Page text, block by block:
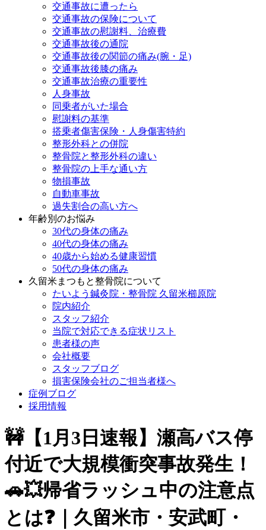
交通事故に遭ったら
交通事故の保険について
交通事故の慰謝料、治療費
交通事故後の通院
交通事故後の関節の痛み(腕・足)
交通事故後膝の痛み
交通事故治療の重要性
人身事故
同乗者がいた場合
慰謝料の基準
搭乗者傷害保険・人身傷害特約
整形外科との併院
整骨院と整形外科の違い
整骨院の上手な通い方
物損事故
自動車事故
過失割合の高い方へ
年齢別のお悩み
30代の身体の痛み
40代の身体の痛み
40歳から始める健康習慣
50代の身体の痛み
久留米まつもと整骨院について
たいよう鍼灸院・整骨院 久留米櫛原院
院内紹介
スタッフ紹介
当院で対応できる症状リスト
患者様の声
会社概要
スタッフブログ
損害保険会社のご担当者様へ
症例ブログ
採用情報
🚧【1月3日速報】瀬高バス停
付近で大規模衝突事故発生！
🚗💥帰省ラッシュ中の注意点
とは❓｜久留米市・安武町・